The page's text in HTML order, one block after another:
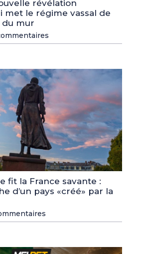
révélation
met le régime vassal de
du mur
fit la France savante :
d’un pays «créé» par la